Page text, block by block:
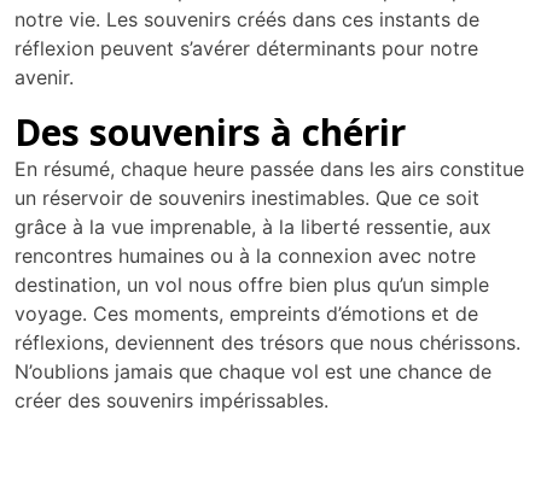
notre vie. Les souvenirs créés dans ces instants de
réflexion peuvent s’avérer déterminants pour notre
avenir.
Des souvenirs à chérir
En résumé, chaque heure passée dans les airs constitue
un réservoir de souvenirs inestimables. Que ce soit
grâce à la vue imprenable, à la liberté ressentie, aux
rencontres humaines ou à la connexion avec notre
destination, un vol nous offre bien plus qu’un simple
voyage. Ces moments, empreints d’émotions et de
réflexions, deviennent des trésors que nous chérissons.
N’oublions jamais que chaque vol est une chance de
créer des souvenirs impérissables.